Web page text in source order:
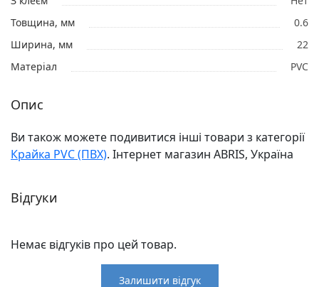
Товщина, мм
0.6
Ширина, мм
22
Матеріал
PVC
Опис
Ви також можете подивитися інші товари з категорії
Крайка PVC (ПВХ). Інтернет магазин ABRIS, Україна
Відгуки
Немає відгуків про цей товар.
Залишити відгук